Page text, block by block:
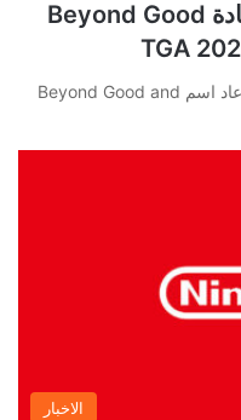
إشاعة: يوبيسوفت تستعد لإعادة Beyond Good
بعد سنوات طويلة من الغموض والتخبط، عاد اسم Beyond Good and
الاخبار